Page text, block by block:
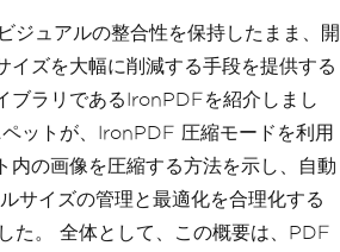
ジュアルの整合性を保持したまま、開
イズを大幅に削減する手段を提供する
ブラリであるIronPDFを紹介しまし
ットが、IronPDF 圧縮モードを利用
内の画像を圧縮する方法を示し、自動
サイズの管理と最適化を合理化する
た。 全体として、この概要は、PDF